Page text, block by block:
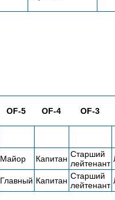
OF-5 OF-4 OF-3
Майор Капитан Старший
лейтенант
Главный Капитан Старший
лейтенант